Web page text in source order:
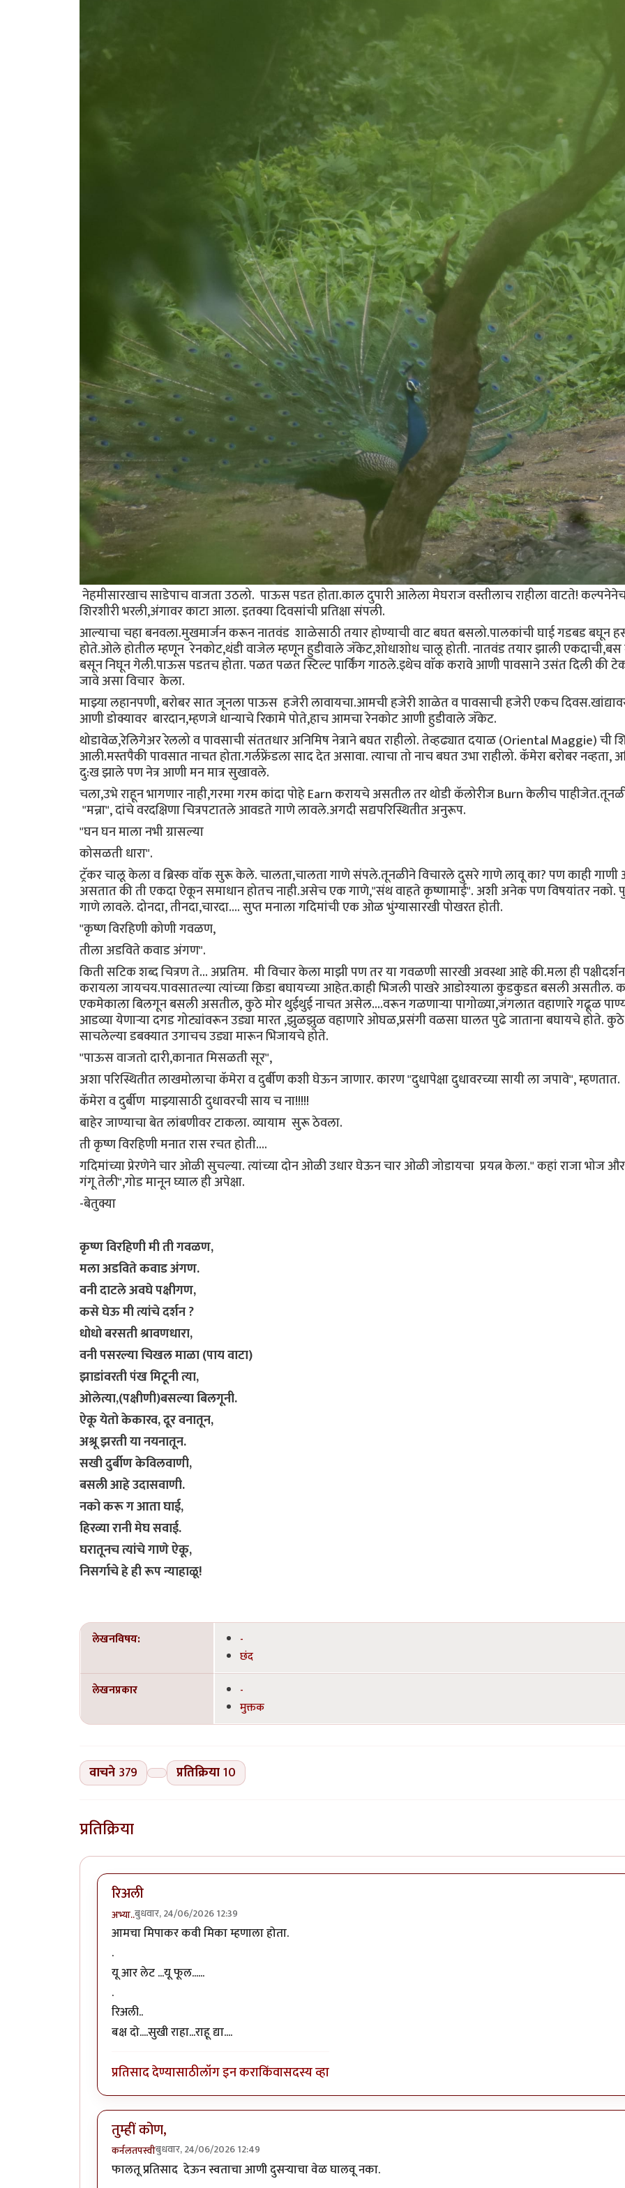
नेहमीसारखाच साडेपाच वाजता उठलो. पाऊस पडत होता.काल दुपारी आलेला मेघराज वस्तीलाच राहीला वाटते!
शिरशीरी भरली,अंगावर काटा आला. इतक्या दिवसांची प्रतिक्षा संपली.
आल्याचा चहा बनवला.मुखमार्जन करून नातवंड शाळेसाठी तयार होण्याची वाट बघत बसलो.पालकांची घाई गडबड बघून
होते.ओले होतील म्हणून रेनकोट,थंडी वाजेल म्हणून हुडीवाले जॅकेट,शोधाशोध चालू होती. नातवंड तयार झाली
बसून निघून गेली.पाऊस पडतच होता. पळत पळत स्टिल्ट पार्किंग गाठले.इथेच वाॅक करावे आणी पावसाने उसंत दिली की
जावे असा विचार केला.
माझ्या लहानपणी, बरोबर सात जूनला पाऊस हजेरी लावायचा.आमची हजेरी शाळेत व पावसाची हजेरी एकच
आणी डोक्यावर बारदान,म्हणजे धान्याचे रिकामे पोते,हाच आमचा रेनकोट आणी हुडीवाले जॅकेट.
थोडावेळ,रेलिगेअर रेललो व पावसाची संततधार अनिमिष नेत्राने बघत राहीलो. तेव्हढ्यात दयाळ (Oriental Maggie) ची
आली.मस्तपैकी पावसात नाचत होता.गर्लफ्रेंडला साद देत असावा. त्याचा तो नाच बघत उभा राहीलो. कॅमेरा बरोबर नव्हता,
दु:ख झाले पण नेत्र आणी मन मात्र सुखावले.
चला,उभे राहून भागणार नाही,गरमा गरम कांदा पोहे Earn करायचे असतील तर थोडी कॅलोरीज Burn केलीच
"मन्ना", दांचे वरदक्षिणा चित्रपटातले आवडते गाणे लावले.अगदी सद्यपरिस्थितीत अनुरूप.
"घन घन माला नभी ग्रासल्या
कोसळती धारा".
ट्रॅकर चालू केला व ब्रिस्क वाॅक सुरू केले. चालता,चालता गाणे संपले.तूनळीने विचारले दुसरे गाणे लावू का? पण काही गाणी
असतात की ती एकदा ऐकून समाधान होतच नाही.असेच एक गाणे,"संथ वाहते कृष्णामाई". अशी अनेक पण विषयांतर नको.
गाणे लावले. दोनदा, तीनदा,चारदा.... सुप्त मनाला गदिमांची एक ओळ भुंग्यासारखी पोखरत होती.
"कृष्ण विरहिणी कोणी गवळण,
तीला अडविते कवाड अंगण".
किती सटिक शब्द चित्रण ते... अप्रतिम. मी विचार केला माझी पण तर या गवळणी सारखी अवस्था आहे की.मला ही पक्षीदर्शन
करायला जायचय.पावसातल्या त्यांच्या क्रिडा बघायच्या आहेत.काही भिजली पाखरे आडोश्याला कुडकुडत बसली असतील.
एकमेकाला बिलगून बसली असतील, कुठे मोर थुईथुई नाचत असेल....वरून गळणाऱ्या पागोळ्या,जंगलात वहाणारे गढूळ
आडव्या येणाऱ्या दगड गोट्यांवरून उड्या मारत ,झुळझुळ वहाणारे ओघळ,प्रसंगी वळसा घालत पुढे जाताना बघायचे होते.
साचलेल्या डबक्यात उगाचच उड्या मारून भिजायचे होते.
"पाऊस वाजतो दारी,कानात मिसळती सूर",
अशा परिस्थितीत लाखमोलाचा कॅमेरा व दुर्बीण कशी घेऊन जाणार. कारण "दुधापेक्षा दुधावरच्या सायी ला जपावे", म्हणतात.
कॅमेरा व दुर्बीण माझ्यासाठी दुधावरची साय च ना!!!!!
बाहेर जाण्याचा बेत लांबणीवर टाकला. व्यायाम सुरू ठेवला.
ती कृष्ण विरहिणी मनात रास रचत होती....
गदिमांच्या प्रेरणेने चार ओळी सुचल्या. त्यांच्या दोन ओळी उधार घेऊन चार ओळी जोडायचा प्रयत्न केला." कहां राजा भोज
गंगू तेली",गोड मानून घ्याल ही अपेक्षा.
-बेतुक्या
कृष्ण विरहिणी मी ती गवळण,
मला अडविते कवाड अंगण.
वनी दाटले अवघे पक्षीगण,
कसे घेऊ मी त्यांचे दर्शन ?
​धोधो बरसती श्रावणधारा,
वनी पसरल्या चिखल माळा (पाय वाटा)
झाडांवरती पंख मिटूनी त्या,
ओलेत्या,(पक्षीणी)बसल्या बिलगूनी.
ऐकू येतो केकारव, दूर वनातून,
अश्रू झरती या नयनातून.
सखी दुर्बीण केविलवाणी,
बसली आहे उदासवाणी.
​नको करू ग आता घाई,
हिरव्या रानी मेघ सवाई.
घरातूनच त्यांचे गाणे ऐकू,
निसर्गाचे हे ही रूप न्याहाळू!
लेखनविषय:
-
छंद
लेखनप्रकार
-
मुक्तक
वाचने 379 प्रतिक्रिया10
प्रतिक्रिया
रिअली
अभ्या..बुधवार, 24/06/2026 12:39
आमचा मिपाकर कवी मिका म्हणाला होता.
.
यू आर लेट ...यू फूल......
.
रिअली..
बक्ष दो....सुखी राहा...राहू द्या....
प्रतिसाद देण्यासाठीलॉग इन कराकिंवासदस्य व्हा
तुम्हीं कोण,
कर्नलतपस्वीबुधवार, 24/06/2026 12:49
फालतू प्रतिसाद देऊन स्वताचा आणी दुसर्‍याचा वेळ घालवू नका.